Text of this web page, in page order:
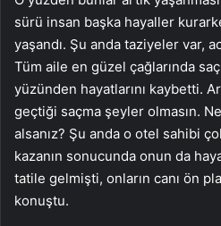
sürü insan başka hayaller
yaşandı. Şu anda taziyeler var,
Tüm aile en güzel çağlarında
yüzünden hayatlarını kaybetti.
geçtiği saçma şeyler olmasın.
alsanız? Şu anda o otel sahibi
kazanın sonucunda onun da
tatile gelmişti, onların canı ön
konuştu.